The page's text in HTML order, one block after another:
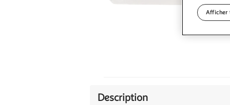
Description
Afficher